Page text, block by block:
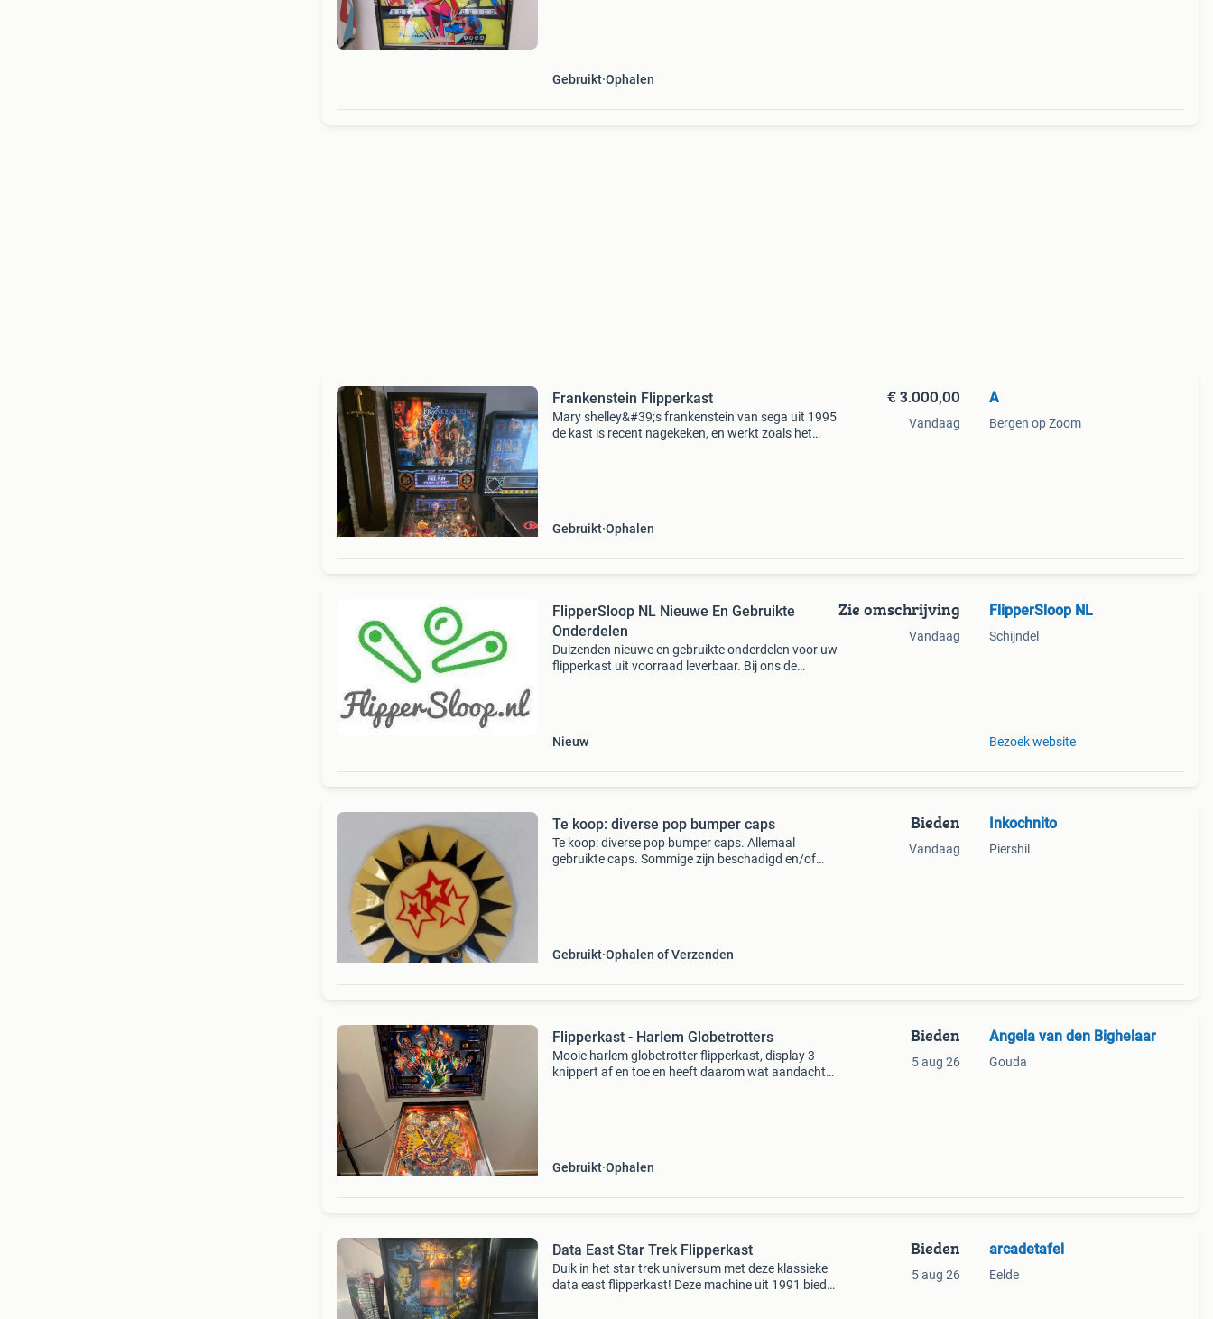
Gebruikt Ophalen
Frankenstein Flipperkast
Mary shelley&#39;s frankenstein van sega uit 1995
de kast is recent nagekeken, en werkt zoals het
Gebruikt Ophalen
€ 3.000,00
Vandaag
A
Bergen op Zoom
FlipperSloop NL Nieuwe En Gebruikte
Onderdelen
Duizenden nieuwe en gebruikte onderdelen voor uw
flipperkast uit voorraad leverbaar. Bij ons de
Nieuw
Zie omschrijving
Vandaag
FlipperSloop NL
Schijndel
Bezoek website
Te koop: diverse pop bumper caps
Te koop: diverse pop bumper caps. Allemaal
gebruikte caps. Sommige zijn beschadigd en/of
Gebruikt Ophalen of Verzenden
Bieden
Vandaag
Inkochnito
Piershil
Flipperkast - Harlem Globetrotters
Mooie harlem globetrotter flipperkast, display 3
knippert af en toe en heeft daarom wat aandacht
Gebruikt Ophalen
Bieden
5 aug 26
Angela van den Bighelaar
Gouda
Data East Star Trek Flipperkast
Duik in het star trek universum met deze klassieke
data east flipperkast! Deze machine uit 1991 biedt
Bieden
5 aug 26
arcadetafel
Eelde